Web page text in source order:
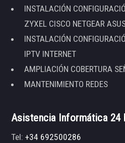
INSTALACIÓN
ZYXEL CISCO NETGEAR
INSTALACIÓN
IPTV INTERNET
AMPLIACIÓN COBERTURA
MANTENIMIENTO REDES
Asistencia Informática 24
Tel:+34 692500286